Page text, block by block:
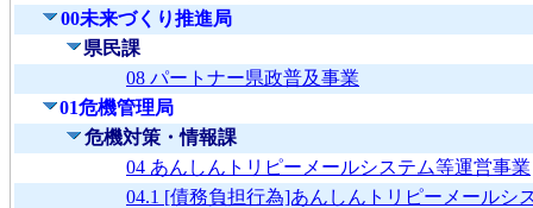
00未来づくり推進局
県民課
08 パートナー県政普及事業
01危機管理局
危機対策・情報課
04 あんしんトリピーメールシステム等運営事業
04.1 [債務負担行為]あんしんトリピーメールシ